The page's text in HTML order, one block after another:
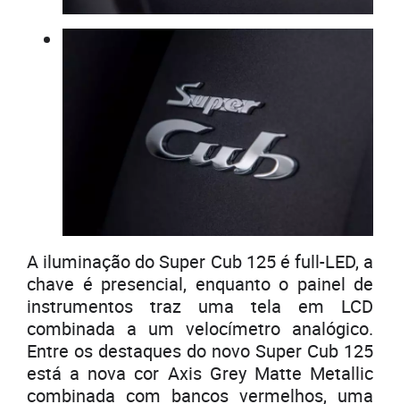
A iluminação do Super Cub 125 é full-LED, a
chave é presencial, enquanto o painel de
instrumentos traz uma tela em LCD
combinada a um velocímetro analógico.
Entre os destaques do novo Super Cub 125
está a nova cor Axis Grey Matte Metallic
combinada com bancos vermelhos, uma